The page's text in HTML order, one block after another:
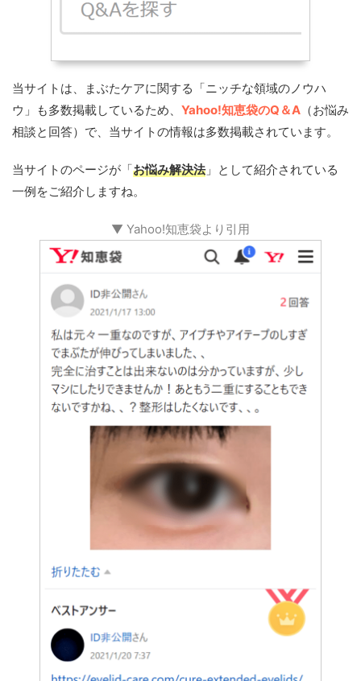
当サイトは、まぶたケアに関する「ニッチな領域のノウハ
ウ」も多数掲載しているため、 Yahoo!知恵袋のQ＆A （お悩み
相談と回答）で、当サイトの情報は多数掲載されています。
当サイトのページが「お悩み解決法」として紹介されている
一例をご紹介しますね。
▼ Yahoo!知恵袋より引用